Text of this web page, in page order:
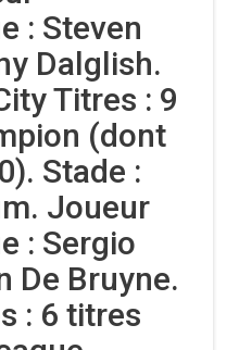
: Steven
Dalglish.
Titres : 9
(dont
Stade :
Joueur
: Sergio
De Bruyne.
: 6 titres